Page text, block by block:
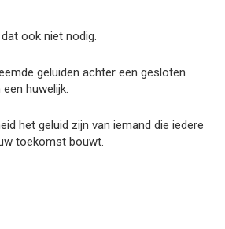
ook niet nodig.
geluiden achter een gesloten
huwelijk.
het geluid zijn van iemand die iedere
toekomst bouwt.